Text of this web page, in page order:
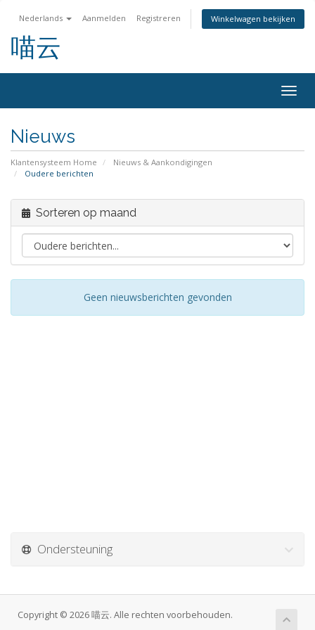
Nederlands Aanmelden Registreren Winkelwagen bekijken
喵云
in-/
Nieuws
Klantensysteem Home
Nieuws & Aankondigingen
Oudere berichten
Sorteren op maand
Geen nieuwsberichten gevonden
Ondersteuning
Copyright © 2026 喵云. Alle rechten voorbehouden.